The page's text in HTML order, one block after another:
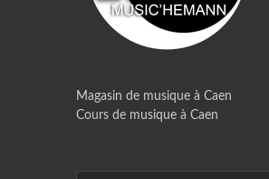
Magasin de musique à Caen
Cours de musique à Caen